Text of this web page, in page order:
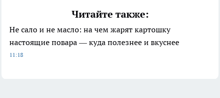
Читайте также:
Не сало и не масло: на чем жарят картошку
настоящие повара — куда полезнее и вкуснее
11:18